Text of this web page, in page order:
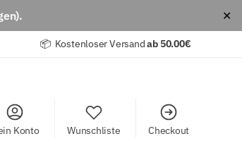
✕
📦 Kostenloser Versandab 50.00€
Konto Wunschliste Checkout